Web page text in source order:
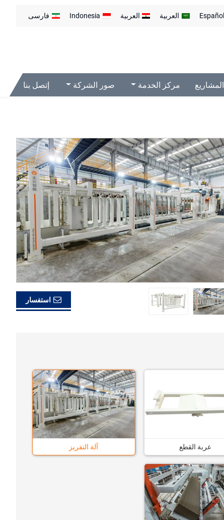
Español العربية العربية Indonesia فارسی
المشاريع مركز الخدمة صور الشركة إتصل بنا
استفسار
عربة القطع آلة التفريز